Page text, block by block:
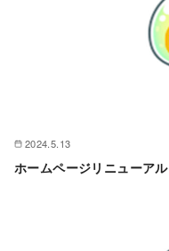
2024.5.13
ホームページリニューアル